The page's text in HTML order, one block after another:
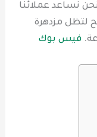
نساعد عملائنا
لتظل مزدهرة
فيس بوك